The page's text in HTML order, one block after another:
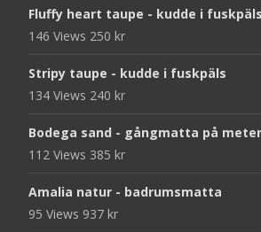
Fluffy heart taupe - kudde i fuskpäls
146 Views 250 kr
Stripy taupe - kudde i fuskpäls
134 Views 240 kr
Bodega sand - gångmatta på
112 Views 385 kr
Amalia natur - badrumsmatta
95 Views 937 kr